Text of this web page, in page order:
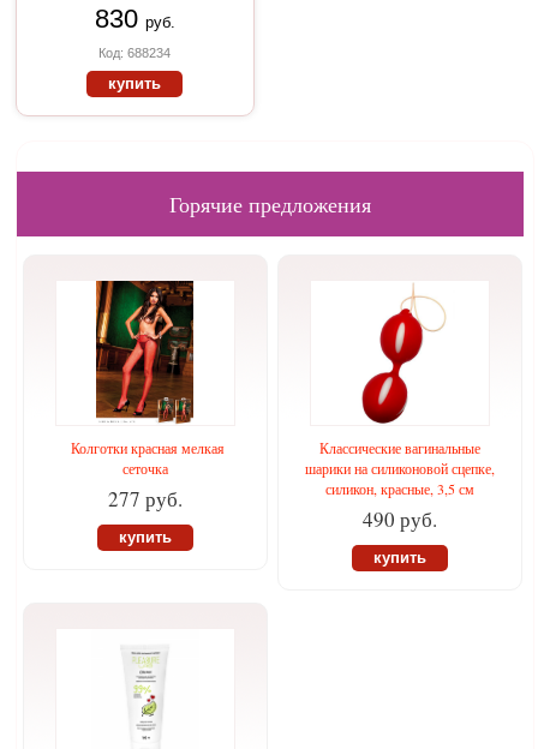
830 руб.
Код: 688234
купить
Горячие предложения
Колготки красная мелкая
сеточка
277 руб.
купить
Классические вагинальные
шарики на силиконовой сцепке,
силикон, красные, 3,5 см
490 руб.
купить